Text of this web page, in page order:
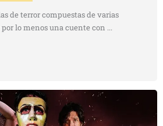
de terror compuestas de varias
lo menos una cuente con ...